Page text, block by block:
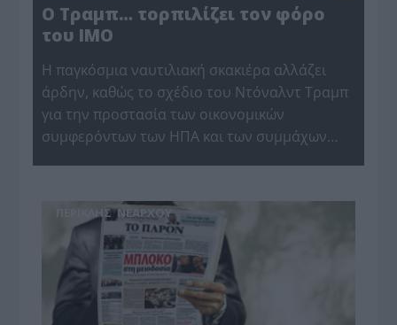
Ο Τραμπ… τορπιλίζει τον φόρο
του IMO
Η παγκόσμια ναυτιλιακή σκακιέρα αλλάζει
άρδην, καθώς το σχέδιο του Ντόναλντ Τραμπ
για την προστασία των οικονομικών
συμφερόντων των ΗΠΑ και των συμμάχων…
ΠΕΡΙΚΛΗΣ ΝΕΑΡΧΟΥ